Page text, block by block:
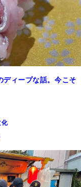
ィープな話。今こそ
化